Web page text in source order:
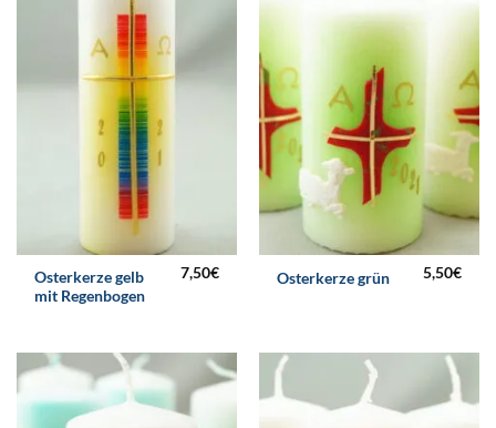
Osterkerze gelb
mit Regenbogen
7,50€ Osterkerze grün 5,50€